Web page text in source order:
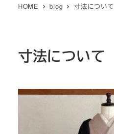
HOME blog 寸法について
寸法について